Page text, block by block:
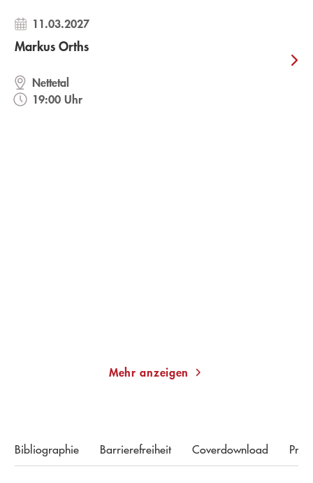
11.03.2027
Markus Orths
Nettetal
19:00 Uhr
Mehr anzeigen
Bibliographie Barrierefreiheit Coverdownload